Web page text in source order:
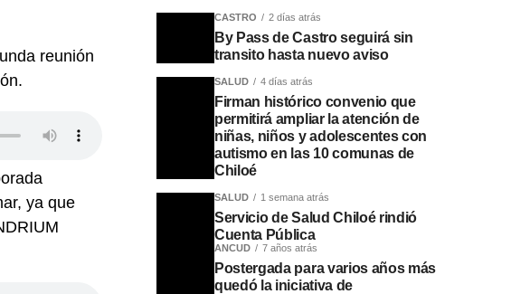
reunión
ya que
CASTRO 2 días atrás
By Pass de Castro seguirá sin
transito hasta nuevo aviso
SALUD 4 días atrás
Firman histórico convenio que
permitirá ampliar la atención de
niñas, niños y adolescentes con
autismo en las 10 comunas de
Chiloé
SALUD 1 semana atrás
Servicio de Salud Chiloé rindió
Cuenta Pública
ANCUD 7 años atrás
Postergada para varios años más
quedó la iniciativa de